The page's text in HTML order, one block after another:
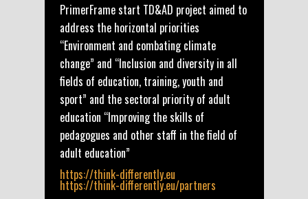
PrimerFrame start TD&AD project aimed to
address the horizontal priorities
“Environment and combating climate
change” and “Inclusion and diversity in all
fields of education, training, youth and
sport” and the sectoral priority of adult
education “Improving the skills of
pedagogues and other staff in the field of
adult education”
https://think-differently.eu
https://think-differently.eu/partners